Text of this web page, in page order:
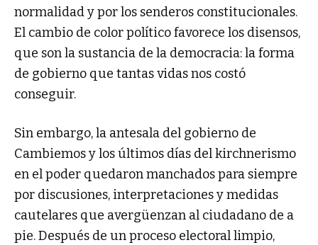
normalidad y por los senderos constitucionales.
El cambio de color político favorece los disensos,
que son la sustancia de la democracia: la forma
de gobierno que tantas vidas nos costó
conseguir.
Sin embargo, la antesala del gobierno de
Cambiemos y los últimos días del kirchnerismo
en el poder quedaron manchados para siempre
por discusiones, interpretaciones y medidas
cautelares que avergüenzan al ciudadano de a
pie. Después de un proceso electoral limpio,